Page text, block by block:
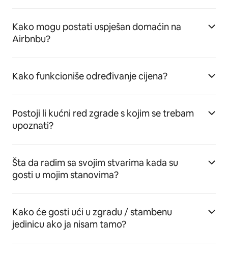
Kako mogu postati uspješan domaćin na
Airbnbu?
Kako funkcioniše određivanje cijena?
Postoji li kućni red zgrade s kojim se trebam
upoznati?
Šta da radim sa svojim stvarima kada su
gosti u mojim stanovima?
Kako će gosti ući u zgradu / stambenu
jedinicu ako ja nisam tamo?